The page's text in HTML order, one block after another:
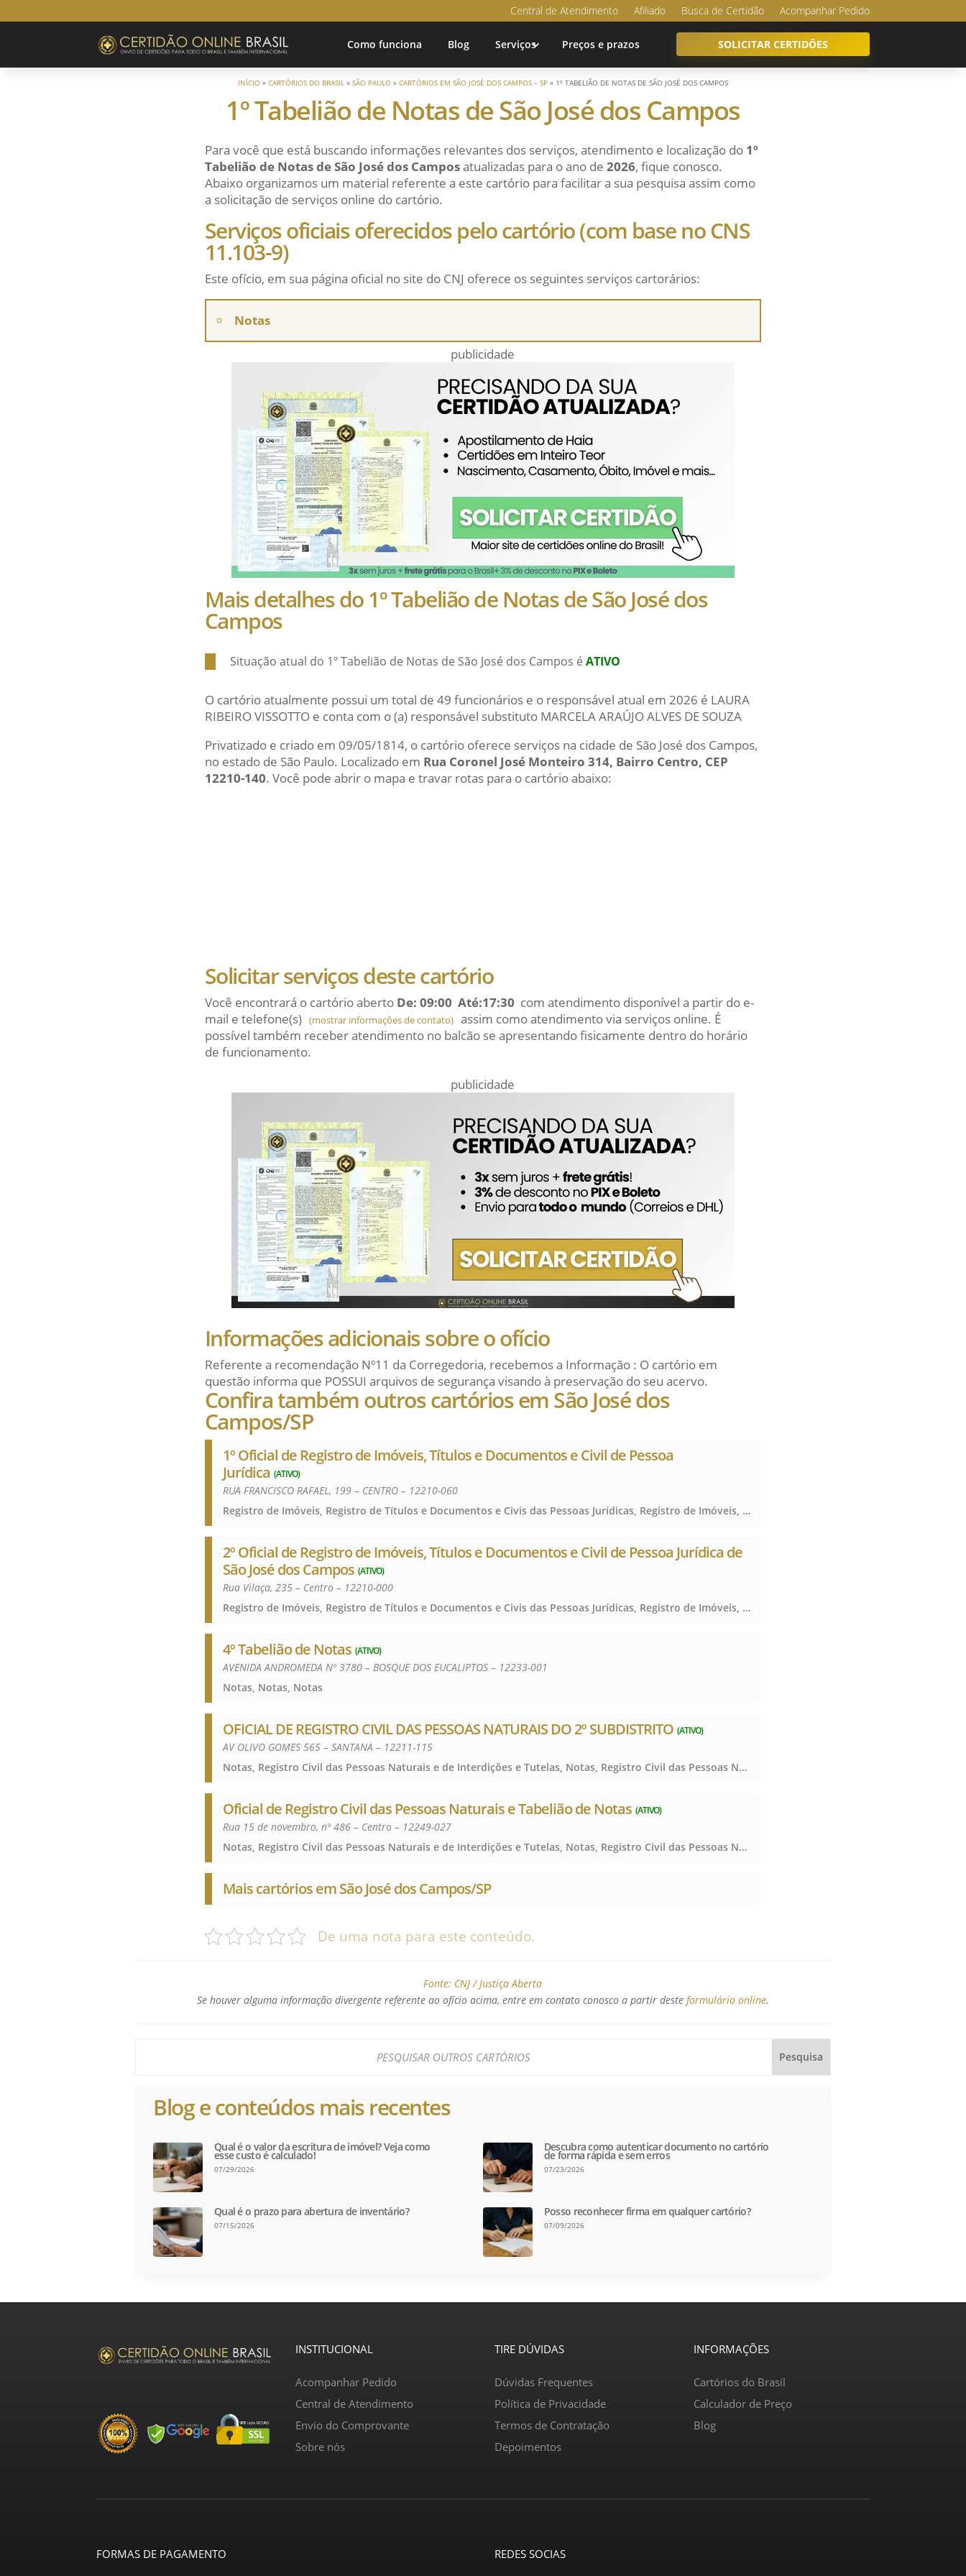
Central de Atendimento Afiliado Busca de Certidão Acompanhar Pedido
Como funciona Blog Serviços Preços e prazos SOLICITAR CERTIDÕES
INÍCIO» CARTÓRIOS DO BRASIL » SÃO PAULO» CARTÓRIOS EM SÃO JOSÉ DOS CAMPOS – SP» 1º TABELIÃO DE NOTAS DE SÃO JOSÉ DOS CAMPOS
1º Tabelião de Notas de São José dos Campos
Para você que está buscando informações relevantes dos serviços, atendimento e localização do 1º
Tabelião de Notas de São José dos Camposatualizadas para o ano de 2026, fique conosco.
Abaixo organizamos um material referente a este cartório para facilitar a sua pesquisa assim como
a solicitação de serviços online do cartório.
Serviços oficiais oferecidos pelo cartório (com base no CNS
11.103-9)
Este ofício, em sua página oficial no site do CNJ oferece os seguintes serviços cartorários:
Notas
publicidade
Mais detalhes do 1º Tabelião de Notas de São José dos
Campos
Situação atual do 1º Tabelião de Notas de São José dos Campos é ATIVO
O cartório atualmente possui um total de 49 funcionários e o responsável atual em 2026 é LAURA
RIBEIRO VISSOTTO e conta com o (a) responsável substituto MARCELA ARAÚJO ALVES DE SOUZA
Privatizado e criado em 09/05/1814, o cartório oferece serviços na cidade de São José dos Campos,
no estado de São Paulo. Localizado em Rua Coronel José Monteiro 314, Bairro Centro, CEP
12210-140. Você pode abrir o mapa e travar rotas para o cartório abaixo:
Solicitar serviços deste cartório
Você encontrará o cartório aberto De: 09:00 Até:17:30 com atendimento disponível a partir do e-
mail e telefone(s) (mostrar informações de contato) assim como atendimento via serviços online. É
possível também receber atendimento no balcão se apresentando fisicamente dentro do horário
de funcionamento.
publicidade
Informações adicionais sobre o ofício
Referente a recomendação Nº11 da Corregedoria, recebemos a Informação : O cartório em
questão informa que POSSUI arquivos de segurança visando à preservação do seu acervo.
Confira também outros cartórios em São José dos
Campos/SP
1º Oficial de Registro de Imóveis, Títulos e Documentos e Civil de Pessoa
Jurídica (ATIVO)
RUA FRANCISCO RAFAEL, 199 – CENTRO – 12210-060
Registro de Imóveis, Registro de Títulos e Documentos e Civis das Pessoas Jurídicas, Registro de Imóveis, Registro de Títulos e Documentos e Civis das Pessoas Jurídicas, Registro de Imóveis, Registro de Títulos e Documentos e Civis das Pessoas Jurídicas
2º Oficial de Registro de Imóveis, Títulos e Documentos e Civil de Pessoa Jurídica de
São José dos Campos (ATIVO)
Rua Vilaça, 235 – Centro – 12210-000
Registro de Imóveis, Registro de Títulos e Documentos e Civis das Pessoas Jurídicas, Registro de Imóveis, Registro de Títulos e Documentos e Civis das Pessoas Jurídicas, Registro de Imóveis, Registro de Títulos e Documentos e Civis das Pessoas Jurídicas
4º Tabelião de Notas (ATIVO)
AVENIDA ANDROMEDA Nº 3780 – BOSQUE DOS EUCALIPTOS – 12233-001
Notas, Notas, Notas
OFICIAL DE REGISTRO CIVIL DAS PESSOAS NATURAIS DO 2º SUBDISTRITO (ATIVO)
AV OLIVO GOMES 565 – SANTANA – 12211-115
Notas, Registro Civil das Pessoas Naturais e de Interdições e Tutelas, Notas, Registro Civil das Pessoas Naturais e de Interdições e Tutelas, Notas, Registro Civil das Pessoas Naturais e de Interdições e Tutelas
Oficial de Registro Civil das Pessoas Naturais e Tabelião de Notas (ATIVO)
Rua 15 de novembro, nº 486 – Centro – 12249-027
Notas, Registro Civil das Pessoas Naturais e de Interdições e Tutelas, Notas, Registro Civil das Pessoas Naturais e de Interdições e Tutelas, Notas, Registro Civil das Pessoas Naturais e de Interdições e Tutelas
Mais cartórios em São José dos Campos/SP
De uma nota para este conteúdo.
Fonte: CNJ / Justiça Aberta
Se houver alguma informação divergente referente ao ofício acima, entre em contato conosco a partir deste formulário online.
Blog e conteúdos mais recentes
Qual é o valor da escritura de imóvel? Veja como
esse custo é calculado!
07/29/2026
Descubra como autenticar documento no cartório
de forma rápida e sem erros
07/23/2026
Qual é o prazo para abertura de inventário?
07/15/2026
Posso reconhecer firma em qualquer cartório?
07/09/2026
INSTITUCIONAL
Acompanhar Pedido
Central de Atendimento
Envio do Comprovante
Sobre nós
TIRE DÚVIDAS
Dúvidas Frequentes
Política de Privacidade
Termos de Contratação
Depoimentos
INFORMAÇÕES
Cartórios do Brasil
Calculador de Preço
Blog
FORMAS DE PAGAMENTO REDES SOCIAS